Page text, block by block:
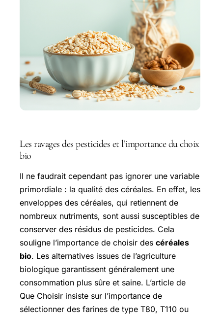
Les ravages des pesticides et l’importance du choix
bio
Il ne faudrait cependant pas ignorer une variable
primordiale : la qualité des céréales. En effet, les
enveloppes des céréales, qui retiennent de
nombreux nutriments, sont aussi susceptibles de
conserver des résidus de pesticides. Cela
souligne l’importance de choisir des céréales
bio. Les alternatives issues de l’agriculture
biologique garantissent généralement une
consommation plus sûre et saine. L’article de
Que Choisir insiste sur l’importance de
sélectionner des farines de type T80, T110 ou